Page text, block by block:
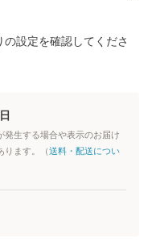
設定を確認してくださ
生する場合や表示のお届け
ります。（送料・配送につい